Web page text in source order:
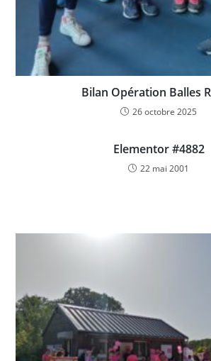
Bilan Opération Balles
26 octobre 2025
Elementor #4882
22 mai 2001